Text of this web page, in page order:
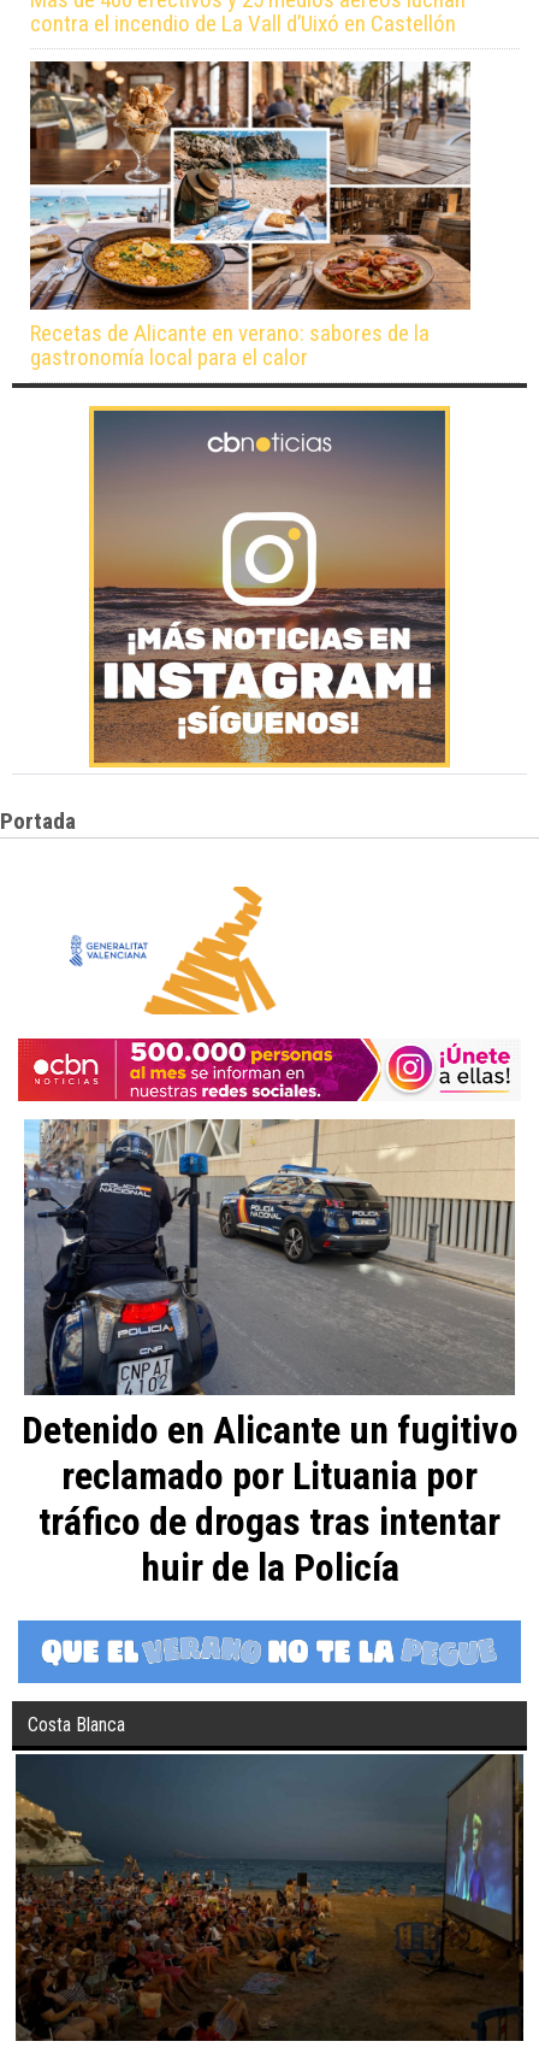
contra el incendio de La Vall d’Uixó en Castellón
Recetas de Alicante en verano: sabores de la
gastronomía local para el calor
Portada
Detenido en Alicante un fugitivo
reclamado por Lituania por
tráfico de drogas tras intentar
huir de la Policía
Costa Blanca